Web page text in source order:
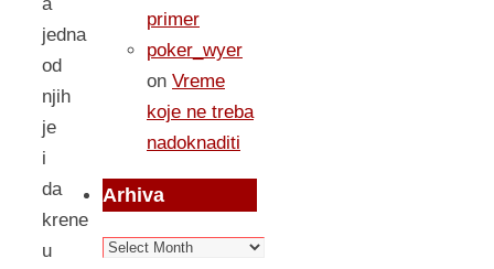
jedna
od
njih
je
i
da
krene
u
primer
poker_wyer
on Vreme
koje ne treba
nadoknaditi
Arhiva
Arhiva